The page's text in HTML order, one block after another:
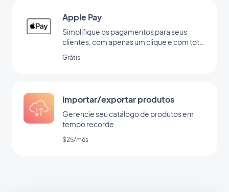
Apple Pay
Simplifique os pagamentos para seus
clientes, com apenas um clique e com total
Grátis
Importar/exportar produtos
Gerencie seu catálogo de produtos em
tempo recorde
$25/mês